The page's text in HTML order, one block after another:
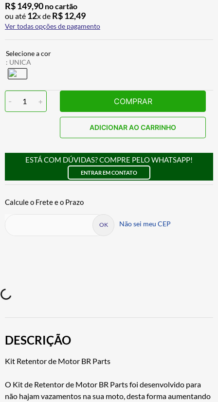
R$149,90 no cartão
ou até 12x de R$12,49
Ver todas opções de pagamento
: UNICA
- 1 + COMPRAR
ADICIONAR AO CARRINHO
ESTÁ COM DÚVIDAS? COMPRE PELO WHATSAPP!
ENTRAR EM CONTATO
Não sei meu CEP
DESCRIÇÃO
Kit Retentor de Motor BR Parts
O Kit de Retentor de Motor BR Parts foi desenvolvido para
não hajam vazamentos na sua moto, desta forma aumentando